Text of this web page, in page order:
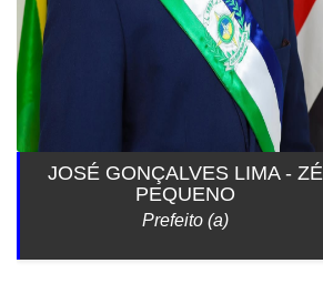
JOSÉ GONÇALVES LIMA - ZÉ
PEQUENO
Prefeito (a)